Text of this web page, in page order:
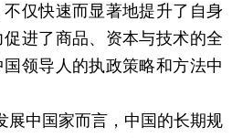
仅快速而显著地提升了自身
进了商品、资本与技术的全
领导人的执政策略和方法中
展中国家而言，中国的长期规